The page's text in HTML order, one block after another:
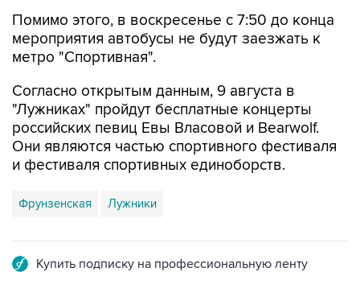
Помимо этого, в воскресенье с 7:50 до конца
мероприятия автобусы не будут заезжать к
метро "Спортивная".
Согласно открытым данным, 9 августа в
"Лужниках" пройдут бесплатные концерты
российских певиц Евы Власовой и Bearwolf.
Они являются частью спортивного фестиваля
и фестиваля спортивных единоборств.
Фрунзенская Лужники
Купить подписку на профессиональную ленту